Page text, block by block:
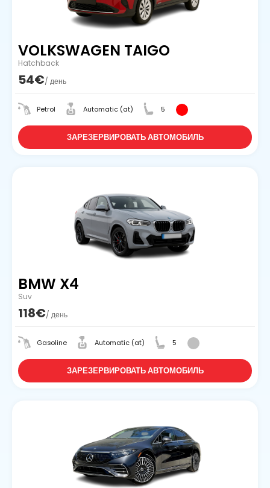
VOLKSWAGEN TAIGO
Hatchback
54€/ день
Petrol Automatic (at) 5
ЗАРЕЗЕРВИРОВАТЬ АВТОМОБИЛЬ
BMW X4
Suv
118€/ день
Gasoline Automatic (at) 5
ЗАРЕЗЕРВИРОВАТЬ АВТОМОБИЛЬ